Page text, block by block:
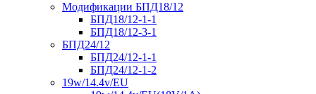
Модификации БПД18/12
БПД18/12-1-1
БПД18/12-3-1
БПД24/12
БПД24/12-1-1
БПД24/12-1-2
19w/14.4v/EU